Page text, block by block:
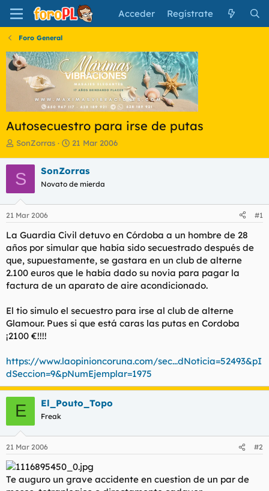
Acceder Regístrate
Foro General
Autosecuestro para irse de putas
I
i
c
i
a
d
o
d
e
l
t
e
SonZorras
F
h
a
e
i
c
i
o
21 Mar 2006
S SonZorras
Novato de mierda
21 Mar 2006 #1
La Guardia Civil detuvo en Córdoba a un hombre de 28
años por simular que había sido secuestrado después de
que, supuestamente, se gastara en un club de alterne
2.100 euros que le había dado su novia para pagar la
factura de un aparato de aire acondicionado.
El tio simulo el secuestro para irse al club de alterne
Glamour. Pues si que está caras las putas en Cordoba
¡2100 €!!!!
https://www.laopinioncoruna.com/sec...dNoticia=52493&pI
dSeccion=9&pNumEjemplar=1975
E El_Pouto_Topo
Freak
21 Mar 2006 #2
Te auguro un grave accidente en cuestion de un par de